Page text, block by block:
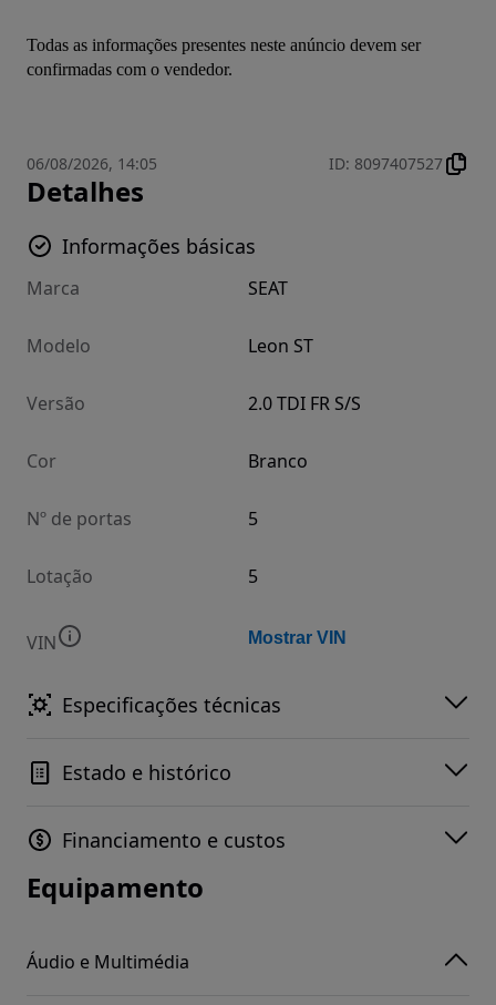
Todas as informações presentes neste anúncio devem ser
confirmadas com o vendedor.
06/08/2026, 14:05 ID: 8097407527
Detalhes
Informações básicas
Marca SEAT
Modelo Leon ST
Versão 2.0 TDI FR S/S
Cor Branco
Nº de portas 5
Lotação 5
VIN Mostrar VIN
Especificações técnicas
Estado e histórico
Financiamento e custos
Equipamento
Áudio e Multimédia